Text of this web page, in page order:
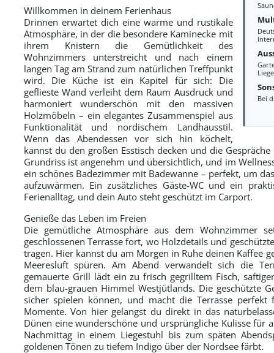
Bei
Willkommen in deinem Ferienhaus
Drinnen erwartet dich eine warme und rustikale
Atmosphäre, in der die besondere Kaminecke mit
ihrem Knistern die Gemütlichkeit des
Wohnzimmers unterstreicht und nach einem
langen Tag am Strand zum natürlichen Treffpunkt
wird. Die Küche ist ein Kapitel für sich: Die
geflieste Wand verleiht dem Raum Ausdruck und
harmoniert wunderschön mit den massiven
Holzmöbeln – ein elegantes Zusammenspiel aus
Funktionalität und nordischem Landhausstil.
Wenn das Abendessen vor sich hin köchelt,
kannst du den großen Esstisch decken und die
Grundriss ist angenehm und übersichtlich, und im
ein schönes Badezimmer mit Badewanne – perfekt, um
aufzuwärmen. Ein zusätzliches Gäste-WC und ein
Ferienalltag, und dein Auto steht geschützt im Carport.
Genieße das Leben im Freien
Die gemütliche Atmosphäre aus dem Wohnzimmer
geschlossenen Terrasse fort, wo Holzdetails und
tragen. Hier kannst du am Morgen in Ruhe deinen Kaffee
Meeresluft spüren. Am Abend verwandelt sich die
gemauerte Grill lädt ein zu frisch gegrilltem Fisch,
dem blau-grauen Himmel Westjütlands. Die geschützte
sicher spielen können, und macht die Terrasse
Momente. Von hier gelangst du direkt in das
Dünen eine wunderschöne und ursprüngliche Kulisse für
Nachmittag in einem Liegestuhl bis zum späten
goldenen Tönen zu tiefem Indigo über der Nordsee färbt.